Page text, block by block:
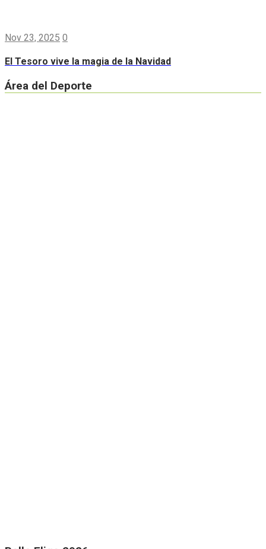
Nov 23, 2025 0
El Tesoro vive la magia de la Navidad
Área del Deporte